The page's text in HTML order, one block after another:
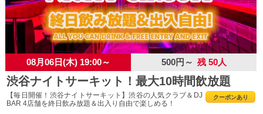
08月06日(木) 19:00～ 500円～ 残 50人
渋谷ナイトサーキット！最大10時間飲放題
クーポンあり
【毎日開催！渋谷ナイトサーキット】渋谷の人気クラブ＆DJ
BAR 4店舗を終日飲み放題＆出入り自由で楽しめる！